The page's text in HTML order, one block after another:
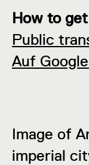
How to
Public
Auf
Image of
imperial